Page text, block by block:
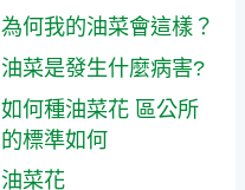
為何我的油菜會這樣？
油菜是發生什麼病害?
如何種油菜花 區公所
的標準如何
油菜花